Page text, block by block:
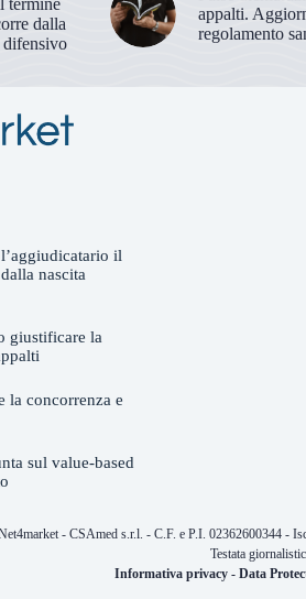
termine
dalla
difensivo
appalti.
regolamento
il
nascita
giustificare la
la concorrenza e
sul value-based
- CSAmed s.r.l. - C.F. e P.I. 02362600344 -
Testata
Informativa privacy -Data